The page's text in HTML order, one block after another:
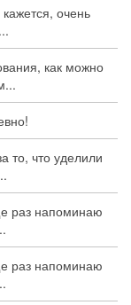
очень
как можно
то, что уделили
раз напоминаю
раз напоминаю